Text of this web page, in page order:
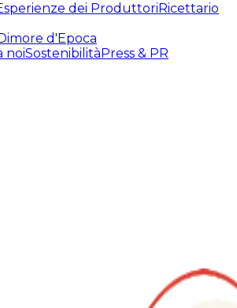
dei ProduttoriRicettario
d'Epoca
noiSostenibilitàPress & PR
indimenticabili: Esperienze